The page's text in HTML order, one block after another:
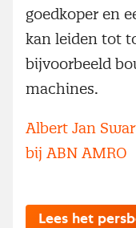
goedkoper en
kan leiden tot
bijvoorbeeld
machines.
Albert Jan
bij ABN AMRO
Lees het